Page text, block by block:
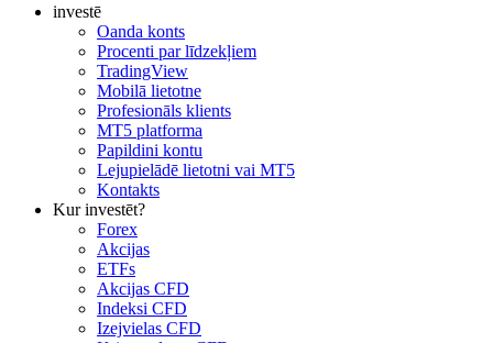
investē
Oanda konts
Procenti par līdzekļiem
TradingView
Mobilā lietotne
Profesionāls klients
MT5 platforma
Papildini kontu
Lejupielādē lietotni vai MT5
Kontakts
Kur investēt?
Forex
Akcijas
ETFs
Akcijas CFD
Indeksi CFD
Izejvielas CFD